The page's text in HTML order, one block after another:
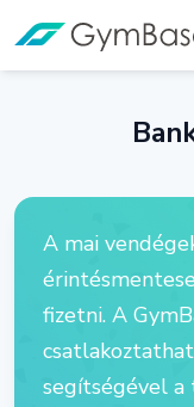
A mai
fizetni. A
segítségével a